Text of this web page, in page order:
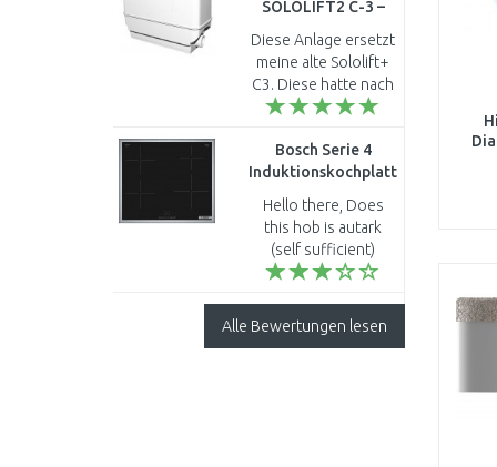
SOLOLIFT2 C-3 –
Abwasserpumpe für
Dusche, Wanne und
Waschmaschine
97775317
Diese Anlage ersetzt
meine alte Sololift+
C3. Diese hatte nach
6,5 Jahren den Geist
Anschluss des
Produkts war
unkompliziert..
Bosch Serie 4
Induktionskochplatte
(60cm) PUE64KBB5E
Hello there, Does
this hob is autark
(self sufficient)
working separately
connected with oven
? Kind regards Salem..
Alle Bewertungen lesen